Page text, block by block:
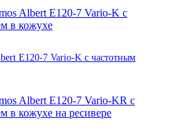
E120-7 Vario-K с частотным